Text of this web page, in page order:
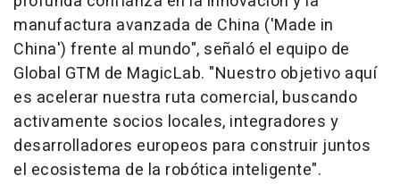
manufactura avanzada de China ('Made in
China') frente al mundo", señaló el equipo de
Global GTM de MagicLab. "Nuestro objetivo aquí
es acelerar nuestra ruta comercial, buscando
activamente socios locales, integradores y
desarrolladores europeos para construir juntos
el ecosistema de la robótica inteligente".